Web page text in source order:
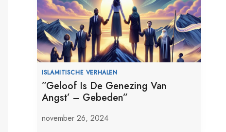
ISLAMITISCHE VERHALEN
”Geloof Is De Genezing Van
Angst’ – Gebeden”
november 26, 2024